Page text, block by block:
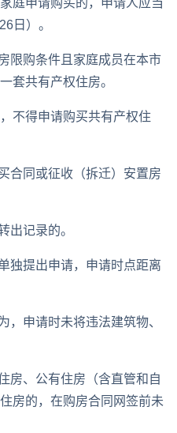
庭申请购买的，申请人应当
日）。
限购条件且家庭成员在本市
套共有产权住房。
不得申请购买共有产权住
合同或征收（拆迁）安置房
出记录的。
独提出申请，申请时点距离
，申请时未将违法建筑物、
房、公有住房（含直管和自
房的，在购房合同网签前未